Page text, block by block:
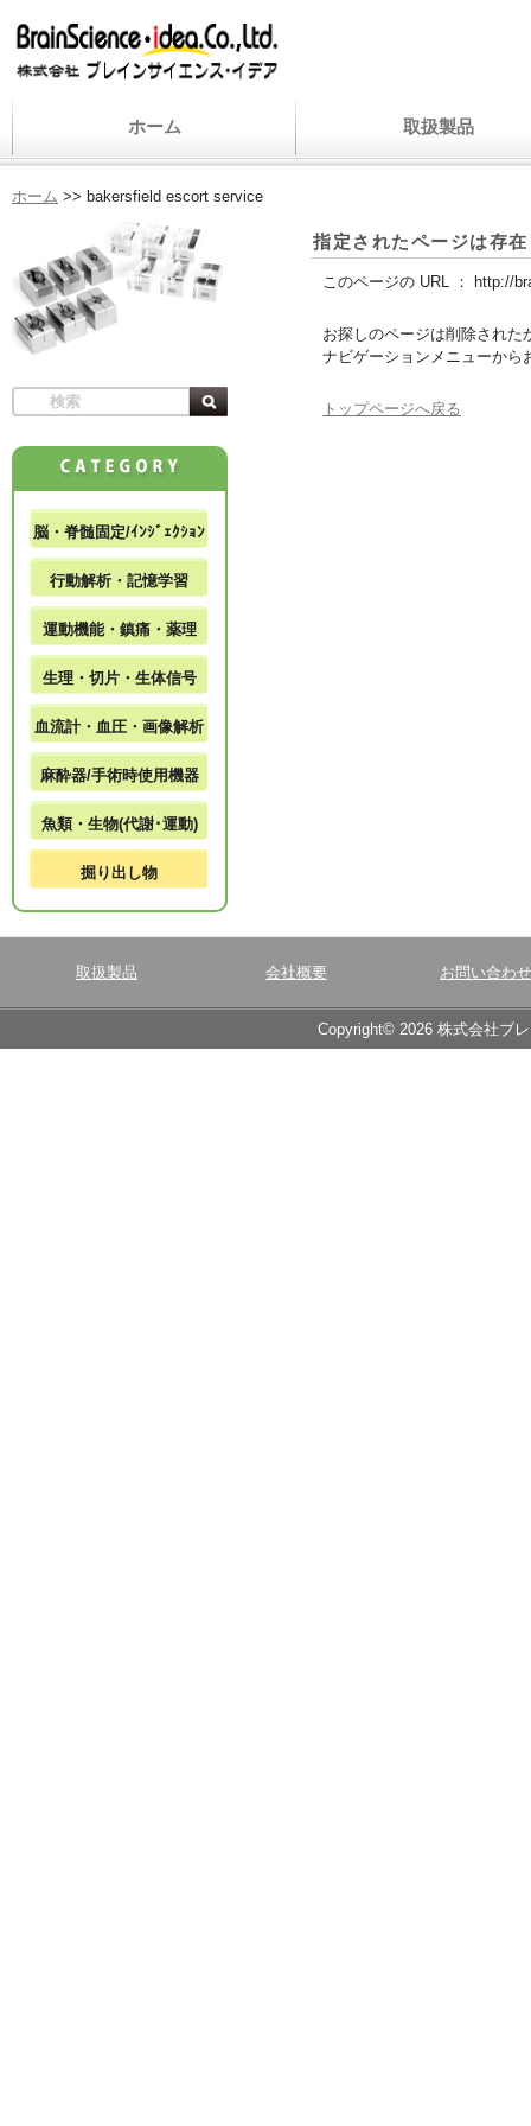
ホーム 取扱製品
ホーム >> bakersfield escort service
指定されたページは存
このページの URL ： http://
お探しのページは削除された
ナビゲーションメニューから
トップページへ戻る
脳・脊髄固定/ｲﾝｼﾞｪｸｼｮﾝ
行動解析・記憶学習
運動機能・鎮痛・薬理
生理・切片・生体信号
血流計・血圧・画像解析
麻酔器/手術時使用機器
魚類・生物(代謝･運動)
掘り出し物
取扱製品 会社概要 お問い合わせ
Copyright© 2026 株式会社ブ